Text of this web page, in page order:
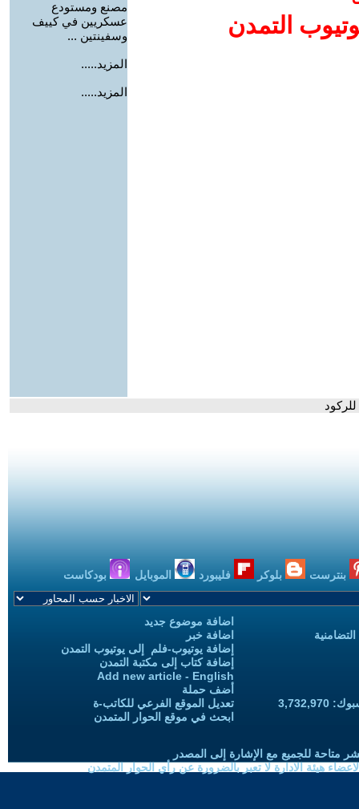
التمدن
مصنع ومستودع
عسكريين في كييف
وسفينتين ...
المزيد.....
المزيد.....
بنترست بلوكر فليبورد الموبايل بودكاست
اضافة موضوع جديد
اضافة خبر
إضافة يوتيوب-فلم إلى يوتيوب التمدن
إضافة كتاب إلى مكتبة التمدن
Add new article - English
أضف حملة
تعديل الموقع الفرعي للكاتب-ة
ابحث في موقع الحوار المتمدن
متاحة للجميع مع الإشارة إلى المصدر
هيئة الادارة لا تعبر بالضرورة عن رأي الحوار المتمدن